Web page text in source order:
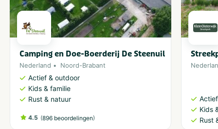
Camping en Doe-Boerderij De Steenuil
Nederland Noord-Brabant
Actief & outdoor
Kids & familie
Rust & natuur
4.5 (896 beoordelingen)
Kids
Rust